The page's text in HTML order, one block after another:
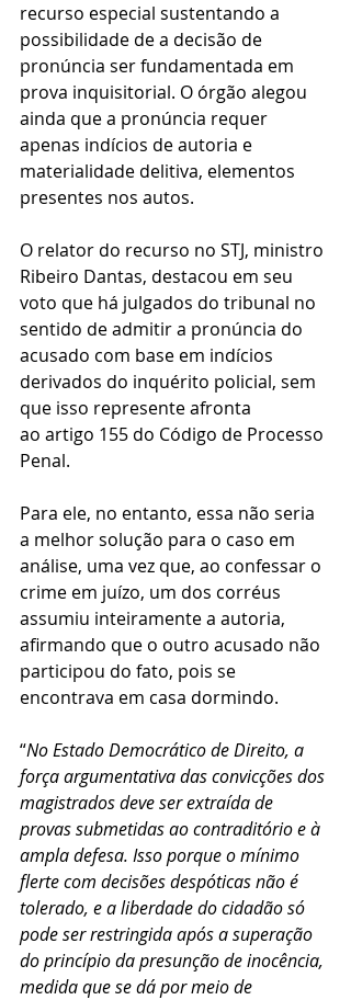
recurso especial sustentando a
possibilidade de a decisão de
pronúncia ser fundamentada em
prova inquisitorial. O órgão alegou
ainda que a pronúncia requer
apenas indícios de autoria e
materialidade delitiva, elementos
presentes nos autos.
O relator do recurso no STJ, ministro
Ribeiro Dantas, destacou em seu
voto que há julgados do tribunal no
sentido de admitir a pronúncia do
acusado com base em indícios
derivados do inquérito policial, sem
que isso represente afronta
ao artigo 155 do Código de Processo
Penal.
Para ele, no entanto, essa não seria
a melhor solução para o caso em
análise, uma vez que, ao confessar o
crime em juízo, um dos corréus
assumiu inteiramente a autoria,
afirmando que o outro acusado não
participou do fato, pois se
encontrava em casa dormindo.
“No Estado Democrático de Direito, a
força argumentativa das convicções dos
magistrados deve ser extraída de
provas submetidas ao contraditório e à
ampla defesa. Isso porque o mínimo
flerte com decisões despóticas não é
tolerado, e a liberdade do cidadão só
pode ser restringida após a superação
do princípio da presunção de inocência,
medida que se dá por meio de